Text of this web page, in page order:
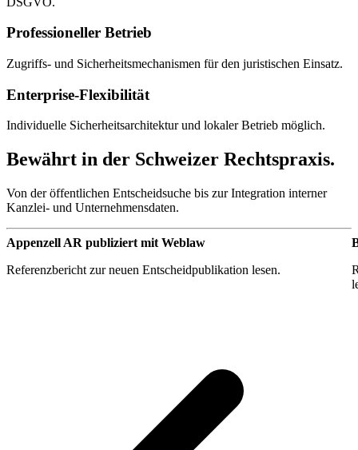
Professioneller Betrieb
Zugriffs- und Sicherheitsmechanismen für den juristischen Einsatz.
Enterprise-Flexibilität
Individuelle Sicherheitsarchitektur und lokaler Betrieb möglich.
Bewährt in der Schweizer Rechtspraxis.
Von der öffentlichen Entscheidsuche bis zur Integration interner
Kanzlei- und Unternehmensdaten.
Appenzell AR publiziert mit Weblaw
Referenzbericht zur neuen Entscheidpublikation lesen.